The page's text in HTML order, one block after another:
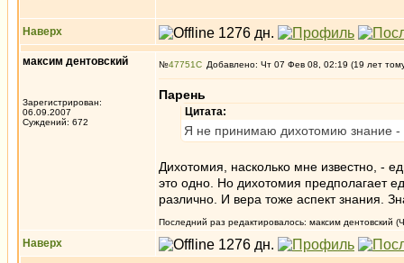
Наверх
максим дентовский
Зарегистрирован:
06.09.2007
Суждений: 672
№47751 Добавлено: Чт 07 Фев 08, 02:19 (19 лет
Парень
Цитата:
Я не принимаю дихотомию знание -
Дихотомия, насколько мне известно, -
это одно. Но дихотомия предполагает
различно. И вера тоже аспект знания.
Последний раз редактировалось: максим дентовский
Наверх